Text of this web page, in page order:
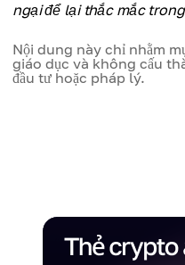
ngại để lại thắc mắc
Nội dung này chỉ nhằm
giáo dục và không cấu
đầu tư hoặc pháp lý.